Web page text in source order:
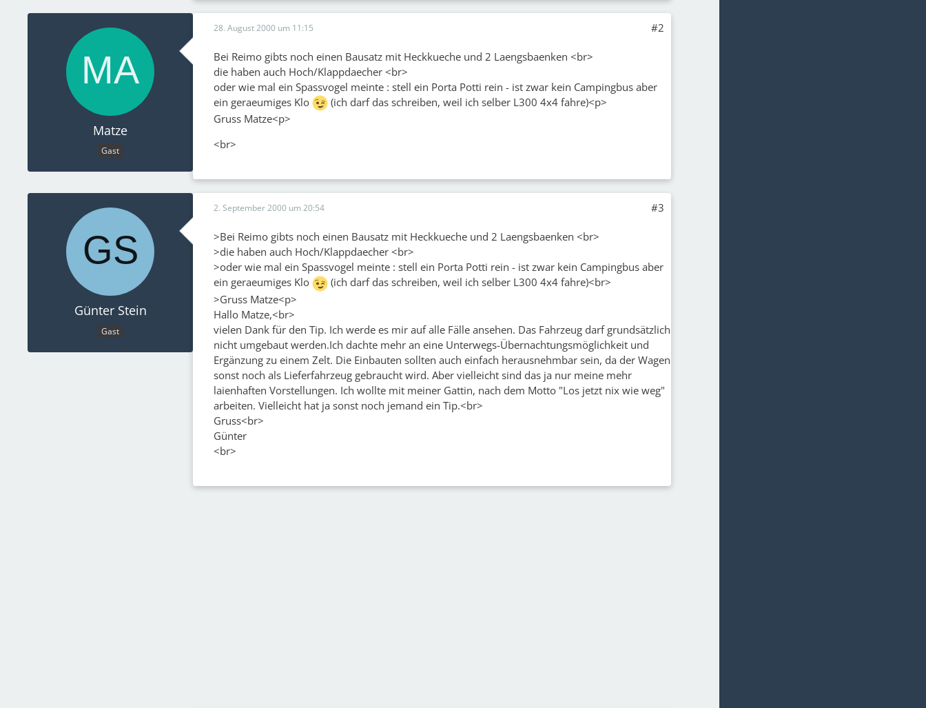
Matze
Gast
28. August 2000 um 11:15 #2
Bei Reimo gibts noch einen Bausatz mit Heckkueche und 2 Laengsbaenken <br>
die haben auch Hoch/Klappdaecher <br>
oder wie mal ein Spassvogel meinte : stell ein Porta Potti rein - ist zwar kein Campingbus aber
ein geraeumiges Klo
(ich darf das schreiben, weil ich selber L300 4x4 fahre)<p>
Gruss Matze<p>
<br>
Günter Stein
Gast
2. September 2000 um 20:54 #3
>Bei Reimo gibts noch einen Bausatz mit Heckkueche und 2 Laengsbaenken <br>
>die haben auch Hoch/Klappdaecher <br>
>oder wie mal ein Spassvogel meinte : stell ein Porta Potti rein - ist zwar kein Campingbus aber
ein geraeumiges Klo
(ich darf das schreiben, weil ich selber L300 4x4 fahre)<br>
>Gruss Matze<p>
Hallo Matze,<br>
vielen Dank für den Tip. Ich werde es mir auf alle Fälle ansehen. Das Fahrzeug darf grundsätzlich
nicht umgebaut werden.Ich dachte mehr an eine Unterwegs-Übernachtungsmöglichkeit und
Ergänzung zu einem Zelt. Die Einbauten sollten auch einfach herausnehmbar sein, da der Wagen
sonst noch als Lieferfahrzeug gebraucht wird. Aber vielleicht sind das ja nur meine mehr
laienhaften Vorstellungen. Ich wollte mit meiner Gattin, nach dem Motto "Los jetzt nix wie weg"
arbeiten. Vielleicht hat ja sonst noch jemand ein Tip.<br>
Gruss<br>
Günter
<br>